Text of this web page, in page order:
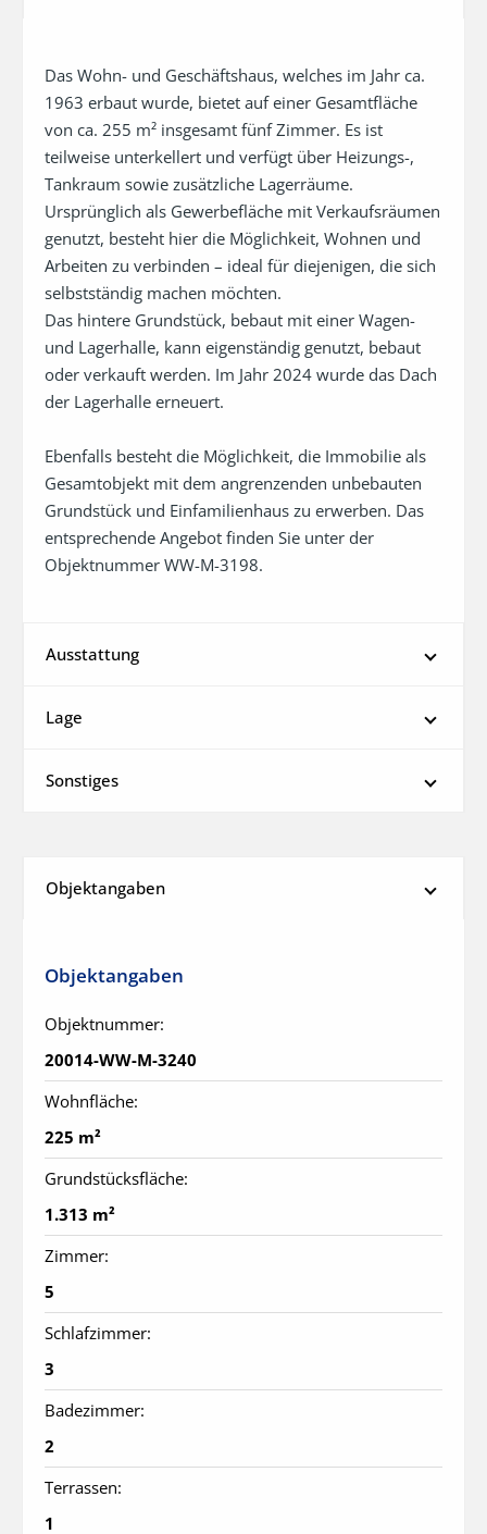
Das Wohn- und Geschäftshaus, welches im Jahr ca.
1963 erbaut wurde, bietet auf einer Gesamtfläche
von ca. 255 m² insgesamt fünf Zimmer. Es ist
teilweise unterkellert und verfügt über Heizungs-,
Tankraum sowie zusätzliche Lagerräume.
Ursprünglich als Gewerbefläche mit Verkaufsräumen
genutzt, besteht hier die Möglichkeit, Wohnen und
Arbeiten zu verbinden – ideal für diejenigen, die sich
selbstständig machen möchten.
Das hintere Grundstück, bebaut mit einer Wagen-
und Lagerhalle, kann eigenständig genutzt, bebaut
oder verkauft werden. Im Jahr 2024 wurde das Dach
der Lagerhalle erneuert.
Ebenfalls besteht die Möglichkeit, die Immobilie als
Gesamtobjekt mit dem angrenzenden unbebauten
Grundstück und Einfamilienhaus zu erwerben. Das
entsprechende Angebot finden Sie unter der
Objektnummer WW-M-3198.
Ausstattung
Lage
Sonstiges
Objektangaben
Objektangaben
Objektnummer:
20014-WW-M-3240
Wohnfläche:
225 m²
Grundstücksfläche:
1.313 m²
Zimmer:
5
Schlafzimmer:
3
Badezimmer:
2
Terrassen:
1